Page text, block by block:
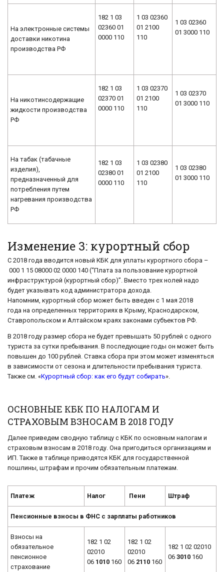
На электронные системы
доставки никотина
производства РФ
182 1 03
02360 01
0000 110
1 03 02360
01 2100
110
1 03 02360
01 3000 110
На никотинсодержащие
жидкости производства
РФ
182 1 03
02370 01
0000 110
1 03 02370
01 2100
110
1 03 02370
01 3000 110
На табак (табачные
изделия),
предназначенный для
потребления путем
нагревания производства
РФ
182 1 03
02380 01
0000 110
1 03 02380
01 2100
110
1 03 02380
01 3000 110
Изменение 3: курортный сбор
С 2018 года вводится новый КБК для уплаты курортного сбора –
000 1 15 08000 02 0000 140 (“Плата за пользование курортной
инфраструктурой (курортный сбор)”. Вместо трех нолей надо
будет указывать код администратора дохода.
Напомним, курортный сбор может быть введен с 1 мая 2018
года на определенных территориях в Крыму, Краснодарском,
Ставропольском и Алтайском краях законами субъектов РФ.
В 2018 году размер сбора не будет превышать 50 рублей с одного
туриста за сутки пребывания. В последующие годы он может быть
повышен до 100 рублей. Ставка сбора при этом может изменяться
в зависимости от сезона и длительности пребывания туриста.
Также см. «Курортный сбор: как его будут собирать».
ОСНОВНЫЕ КБК ПО НАЛОГАМ И
СТРАХОВЫМ ВЗНОСАМ В 2018 ГОДУ
Далее приведем сводную таблицу с КБК по основным налогам и
страховым взносам в 2018 году. Она пригодиться организациям и
ИП. Также в таблице приводятся КБК для государственной
пошлины, штрафам и прочим обязательным платежам.
Платеж Налог Пени Штраф
Пенсионные взносы в ФНС с зарплаты работников
Взносы на
обязательное
пенсионное
страхование
182 1 02
02010
06 1010 160
182 1 02
02010
06 2110 160
182 1 02 02010
063010 160